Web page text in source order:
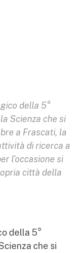
della 5°
Scienza che si
a Frascati, la
di ricerca a
l'occasione si
città della
della 5°
che si